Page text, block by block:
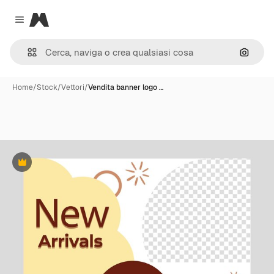
Close menu
Magnific
Cerca
Home/Stock/Vettori/Vendita banner logo …
Premium